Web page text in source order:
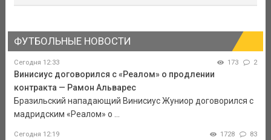
ФУТБОЛЬНЫЕ НОВОСТИ
Сегодня 12:33 173 2
Винисиус договорился с «Реалом» о продлении
контракта — Рамон Альварес
Бразильский нападающий Винисиус Жуниор договорился с
мадридским «Реалом» о ...
Сегодня 12:19 1728 83